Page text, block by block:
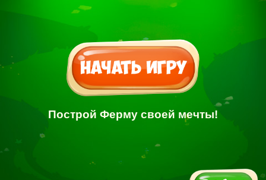
Построй Ферму своей мечты!